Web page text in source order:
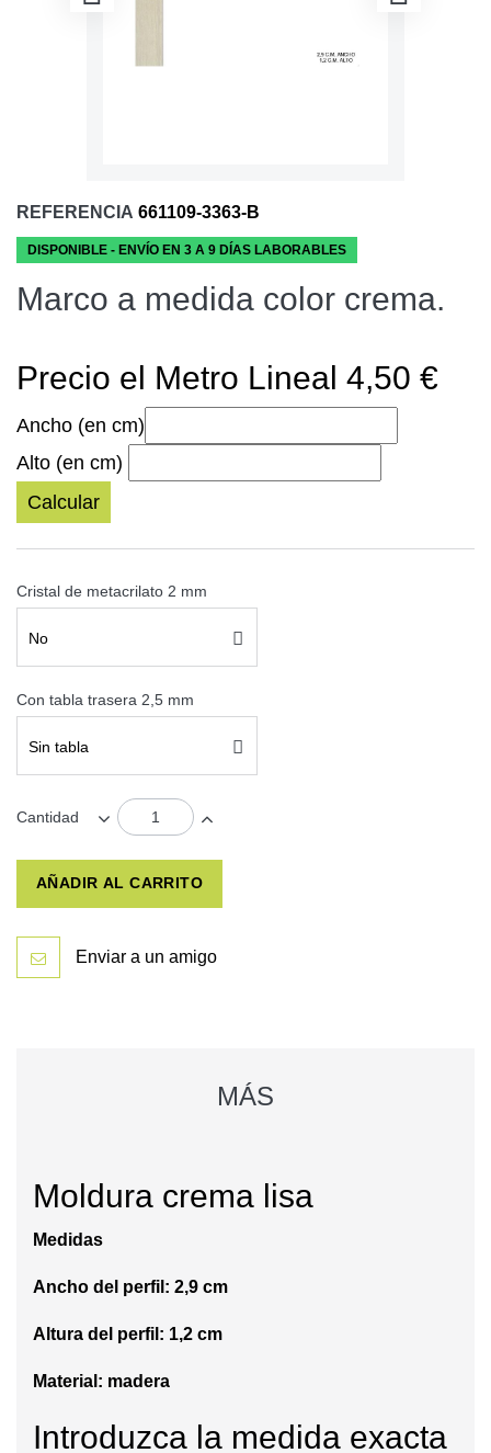
REFERENCIA 661109-3363-B
DISPONIBLE - ENVÍO EN 3 A 9 DÍAS LABORABLES
Marco a medida color crema.
Precio el Metro Lineal 4,50 €
Ancho (en cm)
Alto (en cm)
Calcular
Cristal de metacrilato 2 mm
No
Con tabla trasera 2,5 mm
Sin tabla
Cantidad
AÑADIR AL CARRITO
Enviar a un amigo
MÁS
Moldura crema lisa
Medidas
Ancho del perfil: 2,9 cm
Altura del perfil: 1,2 cm
Material: madera
Introduzca la medida exacta